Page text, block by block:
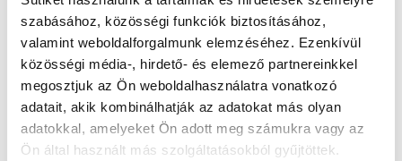
szabásához, közösségi funkciók biztosításához,
valamint weboldalforgalmunk elemzéséhez. Ezenkívül
közösségi média-, hirdető- és elemező partnereinkkel
megosztjuk az Ön weboldalhasználatra vonatkozó
adatait, akik kombinálhatják az adatokat más olyan
adatokkal, amelyeket Ön adott meg számukra vagy az
Ön által használt más szolgáltatásokból gyűjtöttek.
Kosárba teszem
Melyik üzletben elérhető|Foglalás
30 napos visszaküldés